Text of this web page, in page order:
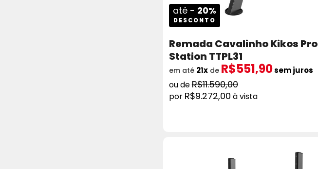
até - 20%
DESCONTO
Remada Cavalinho Kikos Pro
Station TTPL31
R$11.590,00
R$9.272,00 à vista
em até 21xde R$551,90sem juros